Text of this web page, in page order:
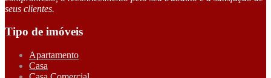
seus clientes.
Tipo de imóveis
Apartamento
Casa